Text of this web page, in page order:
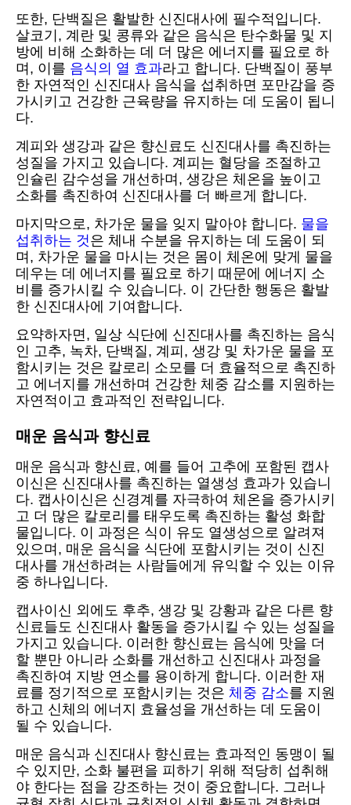
또한, 단백질은 활발한 신진대사에 필수적입니다.
살코기, 계란 및 콩류와 같은 음식은 탄수화물 및 지
방에 비해 소화하는 데 더 많은 에너지를 필요로 하
며, 이를 음식의 열 효과라고 합니다. 단백질이 풍부
한 자연적인 신진대사 음식을 섭취하면 포만감을 증
가시키고 건강한 근육량을 유지하는 데 도움이 됩니
다.
계피와 생강과 같은 향신료도 신진대사를 촉진하는
성질을 가지고 있습니다. 계피는 혈당을 조절하고
인슐린 감수성을 개선하며, 생강은 체온을 높이고
소화를 촉진하여 신진대사를 더 빠르게 합니다.
마지막으로, 차가운 물을 잊지 말아야 합니다. 물을
섭취하는 것은 체내 수분을 유지하는 데 도움이 되
며, 차가운 물을 마시는 것은 몸이 체온에 맞게 물을
데우는 데 에너지를 필요로 하기 때문에 에너지 소
비를 증가시킬 수 있습니다. 이 간단한 행동은 활발
한 신진대사에 기여합니다.
요약하자면, 일상 식단에 신진대사를 촉진하는 음식
인 고추, 녹차, 단백질, 계피, 생강 및 차가운 물을 포
함시키는 것은 칼로리 소모를 더 효율적으로 촉진하
고 에너지를 개선하며 건강한 체중 감소를 지원하는
자연적이고 효과적인 전략입니다.
매운 음식과 향신료
매운 음식과 향신료, 예를 들어 고추에 포함된 캡사
이신은 신진대사를 촉진하는 열생성 효과가 있습니
다. 캡사이신은 신경계를 자극하여 체온을 증가시키
고 더 많은 칼로리를 태우도록 촉진하는 활성 화합
물입니다. 이 과정은 식이 유도 열생성으로 알려져
있으며, 매운 음식을 식단에 포함시키는 것이 신진
대사를 개선하려는 사람들에게 유익할 수 있는 이유
중 하나입니다.
캡사이신 외에도 후추, 생강 및 강황과 같은 다른 향
신료들도 신진대사 활동을 증가시킬 수 있는 성질을
가지고 있습니다. 이러한 향신료는 음식에 맛을 더
할 뿐만 아니라 소화를 개선하고 신진대사 과정을
촉진하여 지방 연소를 용이하게 합니다. 이러한 재
료를 정기적으로 포함시키는 것은 체중 감소를 지원
하고 신체의 에너지 효율성을 개선하는 데 도움이
될 수 있습니다.
매운 음식과 신진대사 향신료는 효과적인 동맹이 될
수 있지만, 소화 불편을 피하기 위해 적당히 섭취해
야 한다는 점을 강조하는 것이 중요합니다. 그러나